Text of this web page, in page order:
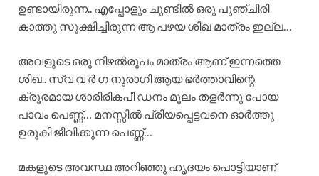
ഉണ്ടായിരുന്ന.. എപ്പോളും ചുണ്ടിൽ ഒരു പുഞ്ചിരി
കാത്തു സൂക്ഷിച്ചിരുന്ന ആ പഴയ ശിഖ മാത്രം ഇല്ല…
അവളുടെ ഒരു നിഴൽരൂപം മാത്രം ആണ് ഇന്നത്തെ
ശിഖ.. സ്വ വ ർ ഗ നുരാഗി ആയ ഭർത്താവിന്റെ
ക്രൂരമായ ശാരീരികപീ ഡനം മൂലം തളർന്നു പോയ
പാവം പെണ്ണ്… മനസ്സിൽ പ്രിയപ്പെട്ടവനെ ഓർത്തു
ഉരുകി ജീവിക്കുന്ന പെണ്ണ്…
മകളുടെ അവസ്ഥ അറിഞ്ഞു ഹൃദയം പൊട്ടിയാണ്